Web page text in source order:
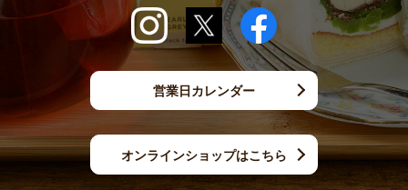
営業日カレンダー
オンラインショップはこちら